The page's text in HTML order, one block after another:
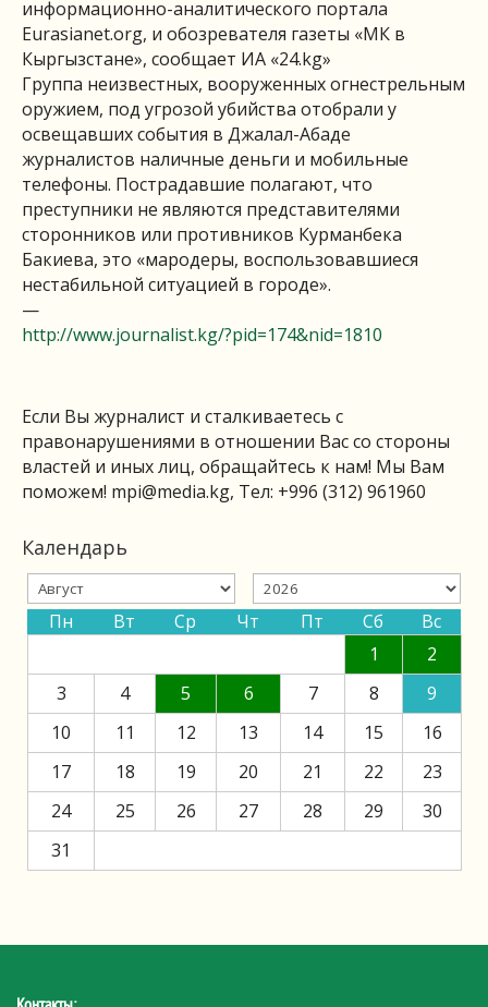
информационно-аналитического портала
Eurasianet.org, и обозревателя газеты «МК в
Кыргызстане», сообщает ИА «24.kg»
Группа неизвестных, вооруженных огнестрельным
оружием, под угрозой убийства отобрали у
освещавших события в Джалал-Абаде
журналистов наличные деньги и мобильные
телефоны. Пострадавшие полагают, что
преступники не являются представителями
сторонников или противников Курманбека
Бакиева, это «мародеры, воспользовавшиеся
нестабильной ситуацией в городе».
—
http://www.journalist.kg/?pid=174&nid=1810
Если Вы журналист и сталкиваетесь с
правонарушениями в отношении Вас со стороны
властей и иных лиц, обращайтесь к нам! Мы Вам
поможем! mpi@media.kg, Тел: +996 (312) 961960
Календарь
Пн Вт Ср Чт Пт Сб
Вс
1
2
3
4 5 6 7 8
9
10
11 12 13 14 15
16
17
18 19 20 21 22
23
24
25 26 27 28 29
30
31